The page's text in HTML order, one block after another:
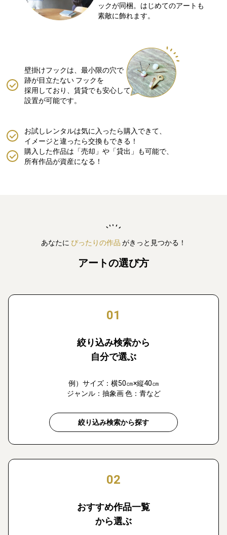
ックが同梱。はじめてのアートも
素敵に飾れます。
壁掛けフックは、最小限の穴で
跡が目立たない フックを
採用しており、賃貸でも安心して
設置が可能です。
購入した作品は「売却」や「貸出」も可能で、
所有作品が資産になる！
お試しレンタルは気に入ったら購入できて、
イメージと違ったら交換もできる！
あなたに ぴったりの作品 がきっと見つかる！
アートの選び方
01
絞り込み検索から
自分で選ぶ
例）サイズ：横50㎝×縦40㎝
ジャンル：抽象画 色：青など
絞り込み検索から探す
02
おすすめ作品一覧
から選ぶ